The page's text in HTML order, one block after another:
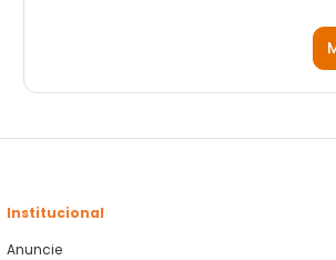
Institucional
Anuncie